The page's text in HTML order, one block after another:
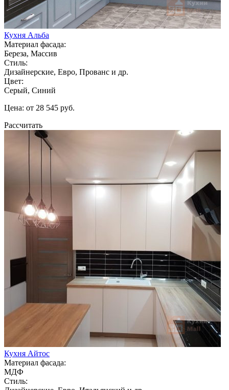
Кухня Альба
Материал фасада:
Береза, Массив
Стиль:
Дизайнерские, Евро, Прованс и др.
Цвет:
Серый, Синий
Цена: от 28 545 руб.
Рассчитать
Кухня Айтос
Материал фасада:
МДФ
Стиль: